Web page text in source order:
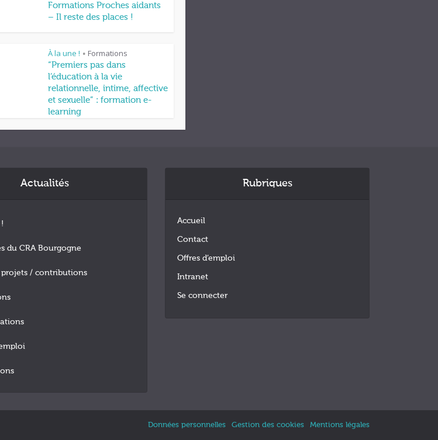
Formations Proches aidants
– Il reste des places !
À la une ! • Formations
“Premiers pas dans
l’éducation à la vie
relationnelle, intime, affective
et sexuelle” : formation e-
learning
Actualités
du CRA Bourgogne
projets / contributions
Rubriques
Accueil
Contact
Offres d’emploi
Intranet
Se connecter
Données personnelles Gestion des cookies Mentions légales